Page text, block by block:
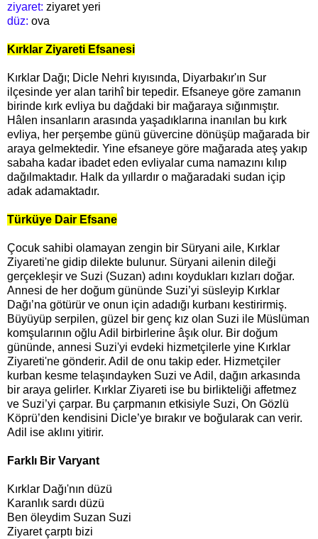
ziyaret: ziyaret yeri
düz: ova
Kırklar Ziyareti Efsanesi
Kırklar Dağı; Dicle Nehri kıyısında, Diyarbakır'ın Sur
ilçesinde yer alan tarihî bir tepedir. Efsaneye göre zamanın
birinde kırk evliya bu dağdaki bir mağaraya sığınmıştır.
Hâlen insanların arasında yaşadıklarına inanılan bu kırk
evliya, her perşembe günü güvercine dönüşüp mağarada bir
araya gelmektedir. Yine efsaneye göre mağarada ateş yakıp
sabaha kadar ibadet eden evliyalar cuma namazını kılıp
dağılmaktadır. Halk da yıllardır o mağaradaki sudan içip
adak adamaktadır.
Türküye Dair Efsane
Çocuk sahibi olamayan zengin bir Süryani aile, Kırklar
Ziyareti'ne gidip dilekte bulunur. Süryani ailenin dileği
gerçekleşir ve Suzi (Suzan) adını koydukları kızları doğar.
Annesi de her doğum gününde Suzi’yi süsleyip Kırklar
Dağı’na götürür ve onun için adadığı kurbanı kestirirmiş.
Büyüyüp serpilen, güzel bir genç kız olan Suzi ile Müslüman
komşularının oğlu Adil birbirlerine âşık olur. Bir doğum
gününde, annesi Suzi'yi evdeki hizmetçilerle yine Kırklar
Ziyareti'ne gönderir. Adil de onu takip eder. Hizmetçiler
kurban kesme telaşındayken Suzi ve Adil, dağın arkasında
bir araya gelirler. Kırklar Ziyareti ise bu birlikteliği affetmez
ve Suzi’yi çarpar. Bu çarpmanın etkisiyle Suzi, On Gözlü
Köprü’den kendisini Dicle’ye bırakır ve boğularak can verir.
Adil ise aklını yitirir.
Farklı Bir Varyant
Kırklar Dağı'nın düzü
Karanlık sardı düzü
Ben öleydim Suzan Suzi
Ziyaret çarptı bizi